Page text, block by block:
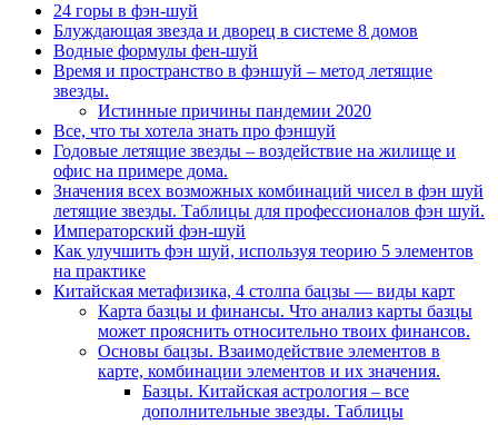
24 горы в фэн-шуй
Блуждающая звезда и дворец в системе 8 домов
Водные формулы фен-шуй
Время и пространство в фэншуй – метод летящие
звезды.
Истинные причины пандемии 2020
Все, что ты хотела знать про фэншуй
Годовые летящие звезды – воздействие на жилище и
офис на примере дома.
Значения всех возможных комбинаций чисел в фэн шуй
летящие звезды. Таблицы для профессионалов фэн шуй.
Императорский фэн-шуй
Как улучшить фэн шуй, используя теорию 5 элементов
на практике
Китайская метафизика, 4 столпа бацзы — виды карт
Карта базцы и финансы. Что анализ карты базцы
может прояснить относительно твоих финансов.
Основы бацзы. Взаимодействие элементов в
карте, комбинации элементов и их значения.
Базцы. Китайская астрология – все
дополнительные звезды. Таблицы